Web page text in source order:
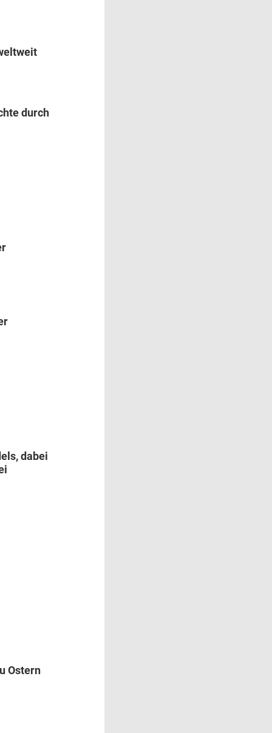
durch
dabei
Ostern